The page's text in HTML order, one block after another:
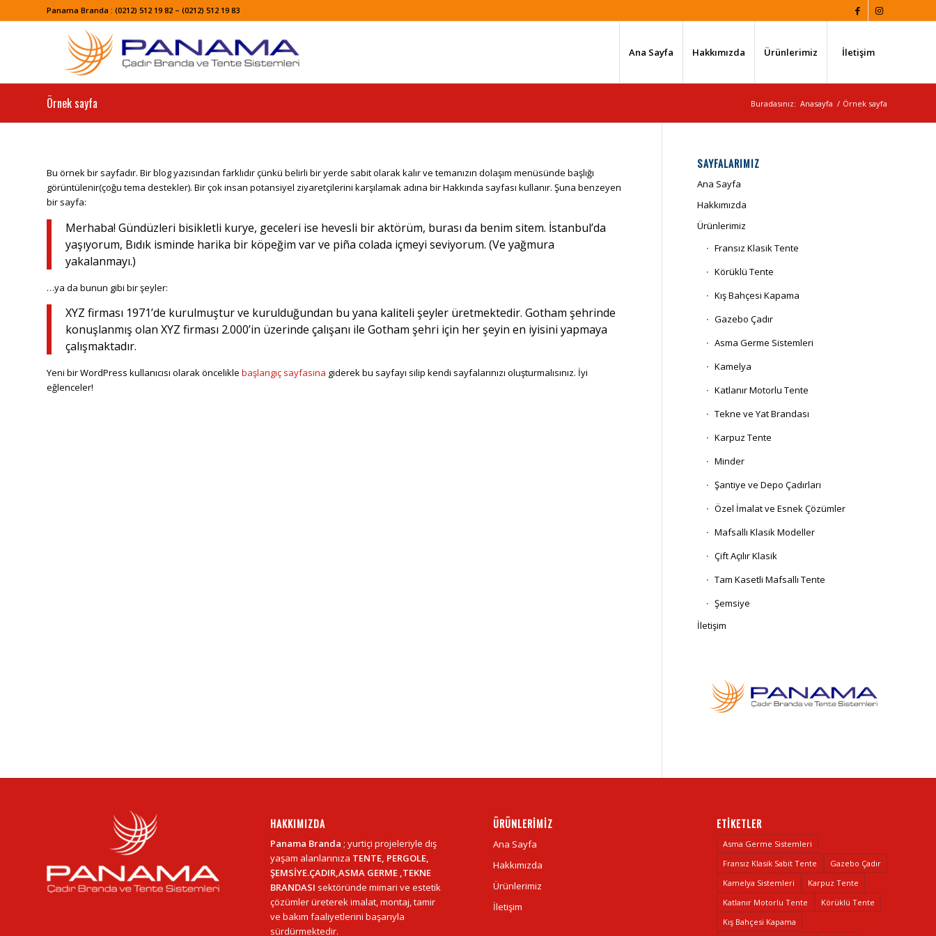
Panama Branda : (0212) 512 19 82 – (0212) 512 19 83
Ana Sayfa Hakkımızda Ürünlerimiz İletişim
Örnek sayfa Buradasınız: Anasayfa / Örnek sayfa
Bu örnek bir sayfadır. Bir blog yazısından farklıdır çünkü belirli bir yerde sabit olarak kalır ve temanızın dolaşım menüsünde başlığı
görüntülenir(çoğu tema destekler). Bir çok insan potansiyel ziyaretçilerini karşılamak adına bir Hakkında sayfası kullanır. Şuna benzeyen
bir sayfa:
Merhaba! Gündüzleri bisikletli kurye, geceleri ise hevesli bir aktörüm, burası da benim sitem. İstanbul’da
yaşıyorum, Bıdık isminde harika bir köpeğim var ve piña colada içmeyi seviyorum. (Ve yağmura
yakalanmayı.)
…ya da bunun gibi bir şeyler:
XYZ firması 1971’de kurulmuştur ve kurulduğundan bu yana kaliteli şeyler üretmektedir. Gotham şehrinde
konuşlanmış olan XYZ firması 2.000’in üzerinde çalışanı ile Gotham şehri için her şeyin en iyisini yapmaya
çalışmaktadır.
Yeni bir WordPress kullanıcısı olarak öncelikle başlangıç sayfasına giderek bu sayfayı silip kendi sayfalarınızı oluşturmalısınız. İyi
eğlenceler!
SAYFALARIMIZ
Ana Sayfa
Hakkımızda
Ürünlerimiz
Fransız Klasik Tente
Körüklü Tente
Kış Bahçesi Kapama
Gazebo Çadır
Asma Germe Sistemleri
Kamelya
Katlanır Motorlu Tente
Tekne ve Yat Brandası
Karpuz Tente
Minder
Şantiye ve Depo Çadırları
Özel İmalat ve Esnek Çözümler
Mafsallı Klasik Modeller
Çift Açılır Klasik
Tam Kasetli Mafsallı Tente
Şemsiye
İletişim
HAKKIMIZDA
Panama Branda ; yurtiçi projeleriyle dış
yaşam alanlarınıza TENTE, PERGOLE,
ŞEMSİYE.ÇADIR,ASMA GERME ,TEKNE
BRANDASI sektöründe mimari ve estetik
çözümler üreterek imalat, montaj, tamir
ve bakım faaliyetlerini başarıyla
sürdürmektedir.
ÜRÜNLERIMIZ
Ana Sayfa
Hakkımızda
Ürünlerimiz
İletişim
ETIKETLER
Asma Germe Sistemleri
Fransız Klasik Sabit Tente
Gazebo Çadır
Kamelya Sistemleri
Karpuz Tente
Katlanır Motorlu Tente
Körüklü Tente
Kış Bahçesi Kapama